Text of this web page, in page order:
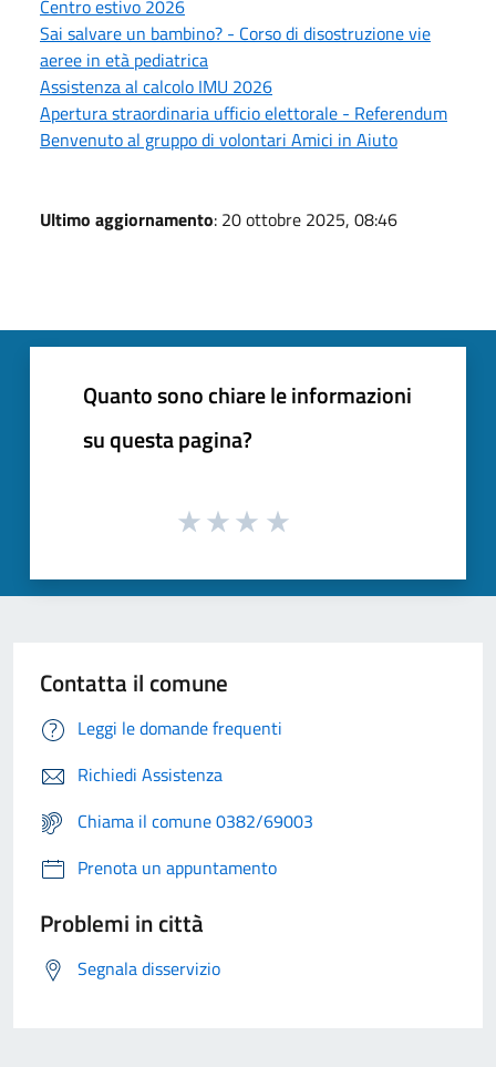
Centro estivo 2026
Sai salvare un bambino? - Corso di disostruzione vie
aeree in età pediatrica
Assistenza al calcolo IMU 2026
Apertura straordinaria ufficio elettorale - Referendum
Benvenuto al gruppo di volontari Amici in Aiuto
Ultimo aggiornamento: 20 ottobre 2025, 08:46
Quanto sono chiare le informazioni
su questa pagina?
Contatta il comune
Leggi le domande frequenti
Richiedi Assistenza
Chiama il comune 0382/69003
Prenota un appuntamento
Problemi in città
Segnala disservizio